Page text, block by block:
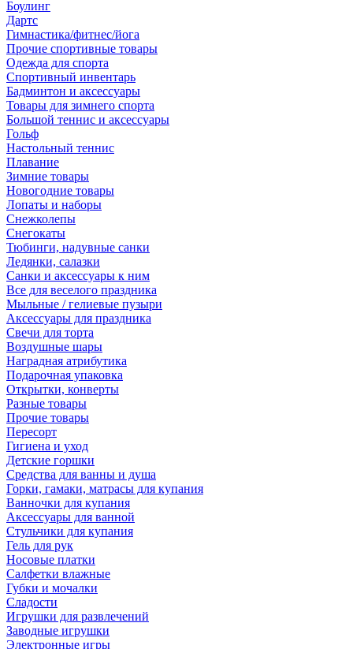
Боулинг
Дартс
Гимнастика/фитнес/йога
Прочие спортивные товары
Одежда для спорта
Спортивный инвентарь
Бадминтон и аксессуары
Товары для зимнего спорта
Большой теннис и аксессуары
Гольф
Настольный теннис
Плавание
Зимние товары
Новогодние товары
Лопаты и наборы
Снежколепы
Снегокаты
Тюбинги, надувные санки
Ледянки, салазки
Санки и аксессуары к ним
Все для веселого праздника
Мыльные / гелиевые пузыри
Аксессуары для праздника
Свечи для торта
Воздушные шары
Наградная атрибутика
Подарочная упаковка
Открытки, конверты
Разные товары
Прочие товары
Пересорт
Гигиена и уход
Детские горшки
Средства для ванны и душа
Горки, гамаки, матрасы для купания
Ванночки для купания
Аксессуары для ванной
Стульчики для купания
Гель для рук
Носовые платки
Салфетки влажные
Губки и мочалки
Сладости
Игрушки для развлечений
Заводные игрушки
Электронные игры